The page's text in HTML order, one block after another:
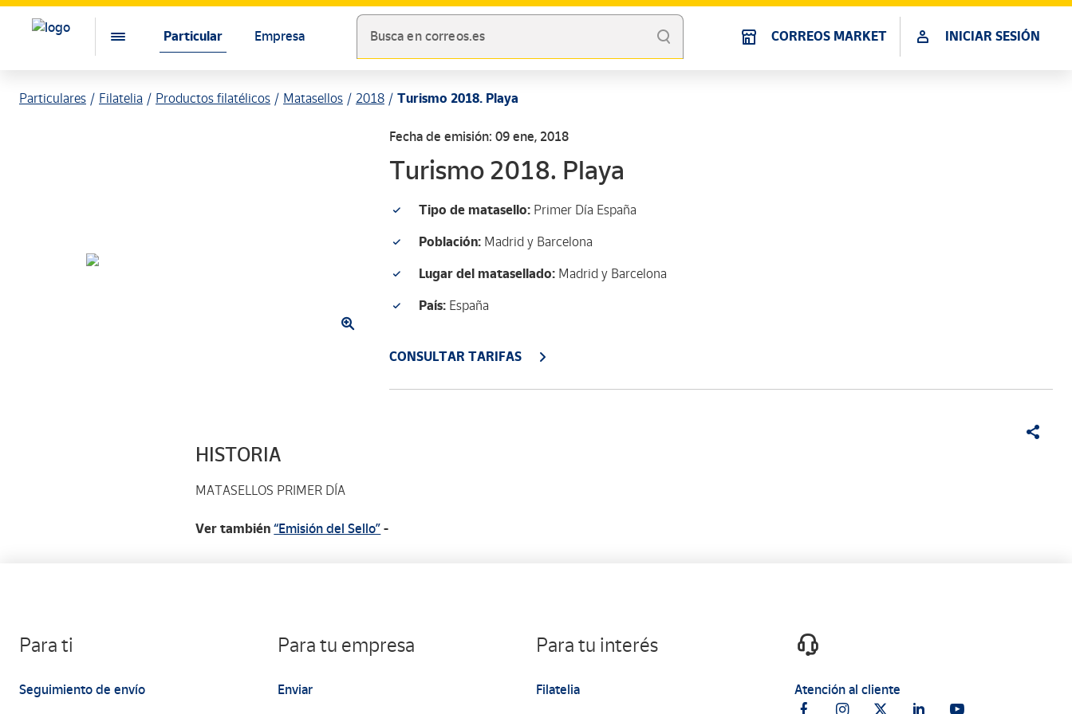
Particular Empresa Busca en correos.es CORREOS MARKET INICIAR SESIÓN
Particulares Filatelia Productos filatélicos Matasellos 2018 Turismo 2018. Playa
Fecha de emisión: 09 ene, 2018
Turismo 2018. Playa
Tipo de matasello: Primer Día España
Población: Madrid y Barcelona
Lugar del matasellado: Madrid y Barcelona
País: España
CONSULTAR TARIFAS
HISTORIA
MATASELLOS PRIMER DÍA
Ver también“Emisión del Sello” -
Para ti
Seguimiento de envío
Para tu empresa
Enviar
Para tu interés
Filatelia Atención al cliente